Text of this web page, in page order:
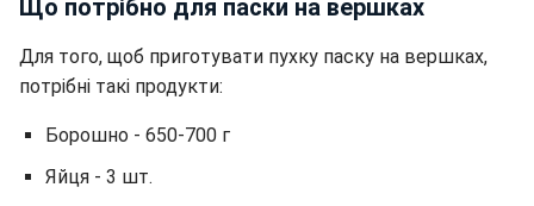
Що потрібно для паски на вершках
Для того, щоб приготувати пухку паску на вершках,
потрібні такі продукти:
Борошно - 650-700 г
Яйця - 3 шт.